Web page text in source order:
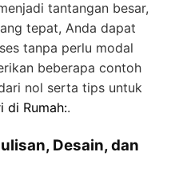
tantangan besar,
tepat, Anda dapat
tanpa perlu modal
beberapa contoh
nol serta tips untuk
di Rumah:.
Desain, dan